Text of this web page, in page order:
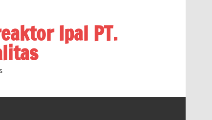
Ipal PT.